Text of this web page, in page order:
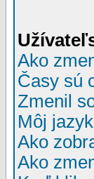
Ako
Časy sú
Zmenil
Môj
Ako
Ako